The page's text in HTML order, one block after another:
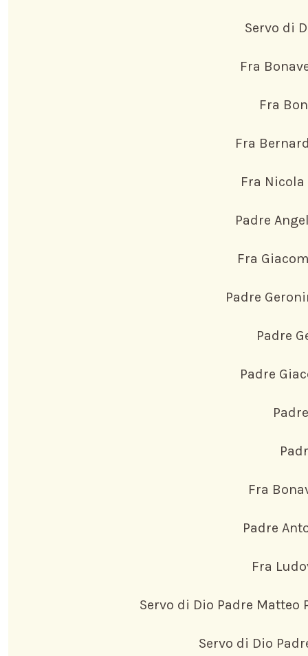
Servo di
Fra
Fra
Fra
Fra
Padre
Fra
Padre
Padre
Padre
Fra
Padre
Fra
Servo di Dio Padre Matteo
Servo di Dio